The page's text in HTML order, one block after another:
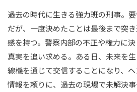
過去の時代に生きる強力班の刑事。
だが、一度決めたことは最後まで突
感を持つ。警察内部の不正や権力に決
真実を追い求める。ある日、未来を
線機を通じて交信することになり、
情報を頼りに、過去の現場で未解決